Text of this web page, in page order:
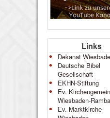
Links
Dekanat
Deutsche Bibel
Gesellschaft
EKHN-Stiftung
Ev.
Wiesbaden-
Ev. Marktkirche